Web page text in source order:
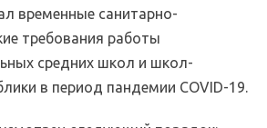
временные санитарно-
требования работы
средних школ и школ-
в период пандемии COVID-19.